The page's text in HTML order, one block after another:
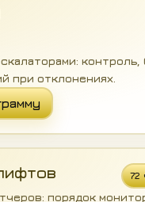
контроль,
при отклонениях.
72
порядок